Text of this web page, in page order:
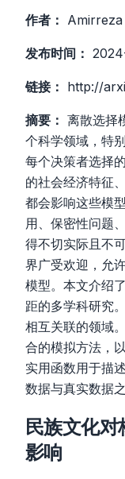
作者：
发布时间：
链接： http://
摘要： 离散选择
个科学领域，特
每个决策者选择
的社会经济特征
都会影响这些模
用、保密性问题
得不切实际且不
界广受欢迎，允
模型。本文介绍
距的多学科研究
相互关联的领域
合的模拟方法，
实用函数用于描
数据与真实数据
民族文化对
影响